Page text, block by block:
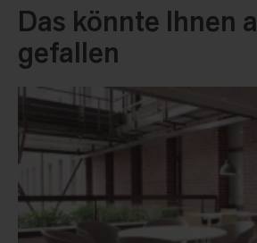
Das könnte Ihnen
gefallen